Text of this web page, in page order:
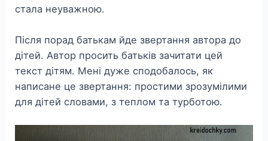
стала неуважною.
Після порад батькам йде звертання автора до
дітей. Автор просить батьків зачитати цей
текст дітям. Мені дуже сподобалось, як
написане це звертання: простими зрозумілими
для дітей словами, з теплом та турботою.